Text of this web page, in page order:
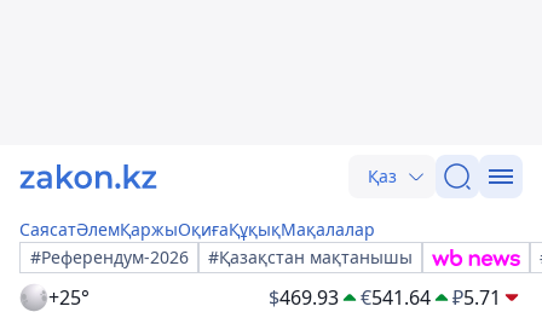
Қаз
СаясатӘлемҚаржыОқиғаҚұқықМақалалар
#Референдум-2026
#Қазақстан мақтанышы
+25° $469.93 €541.64 ₽5.71